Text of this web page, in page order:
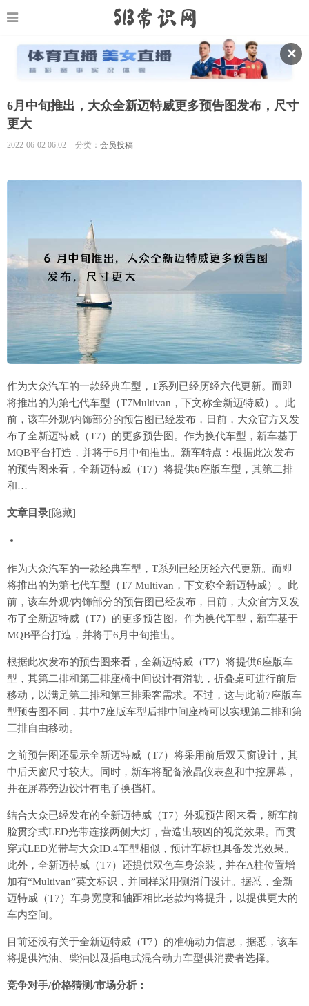
✕
6月中旬推出，大众全新迈特威更多预告图发布，尺寸
更大
2022-06-02 06:02 分类： 会员投稿
作为大众汽车的一款经典车型，T系列已经历经六代更新。而即
将推出的为第七代车型（T7Multivan，下文称全新迈特威）。此
前，该车外观/内饰部分的预告图已经发布，日前，大众官方又发
布了全新迈特威（T7）的更多预告图。作为换代车型，新车基于
MQB平台打造，并将于6月中旬推出。新车特点：根据此次发布
的预告图来看，全新迈特威（T7）将提供6座版车型，其第二排
和…
文章目录[隐藏]
作为大众汽车的一款经典车型，T系列已经历经六代更新。而即
将推出的为第七代车型（T7 Multivan，下文称全新迈特威）。此
前，该车外观/内饰部分的预告图已经发布，日前，大众官方又发
布了全新迈特威（T7）的更多预告图。作为换代车型，新车基于
MQB平台打造，并将于6月中旬推出 。
根据此次发布的预告图来看，全新迈特威（T7）将提供6座版车
型，其第二排和第三排座椅中间设计有滑轨，折叠桌可进行前后
移动，以满足第二排和第三排乘客需求。不过，这与此前7座版车
型预告图不同，其中7座版车型后排中间座椅可以实现第二排和第
三排自由移动。
之前预告图还显示全新迈特威（T7）将采用前后双天窗设计，其
中后天窗尺寸较大。同时，新车将配备液晶仪表盘和中控屏幕，
并在屏幕旁边设计有电子换挡杆。
结合大众已经发布的全新迈特威（T7）外观预告图来看，新车前
脸贯穿式LED光带连接两侧大灯，营造出较凶的视觉效果。而贯
穿式LED光带与大众ID.4车型相似，预计车标也具备发光效果。
此外，全新迈特威（T7）还提供双色车身涂装，并在A柱位置增
加有“Multivan”英文标识，并同样采用侧滑门设计。据悉，全新
迈特威（T7）车身宽度和轴距相比老款均将提升，以提供更大的
车内空间。
目前还没有关于全新迈特威（T7）的准确动力信息，据悉，该车
将提供汽油、柴油以及插电式混合动力车型供消费者选择。
竞争对手/价格猜测/市场分析：